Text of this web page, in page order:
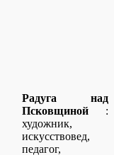
Радуга над
Псковщиной :
художник,
искусствовед,
педагог,